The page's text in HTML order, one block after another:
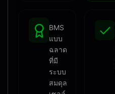
BMS
แบบ
ฉลาด
ที่มี
ระบบ
สมดุล